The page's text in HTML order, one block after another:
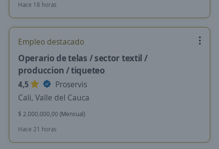
Hace 18 horas
Empleo destacado
Operario de telas / sector textil /
produccion / tiqueteo
4,5
Proservis
Cali, Valle del Cauca
$ 2.000.000,00 (Mensual)
Hace 21 horas